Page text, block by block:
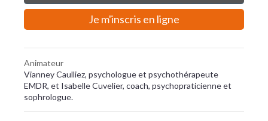
Je m'inscris en ligne
Animateur
Vianney Caulliez, psychologue et psychothérapeute
EMDR, et Isabelle Cuvelier, coach, psychopraticienne et
sophrologue.